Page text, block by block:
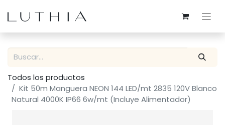
Todos los productos
Kit 50m Manguera NEON 144 LED/mt 2835 120V Blanco
Natural 4000K IP66 6w/mt (Incluye Alimentador)